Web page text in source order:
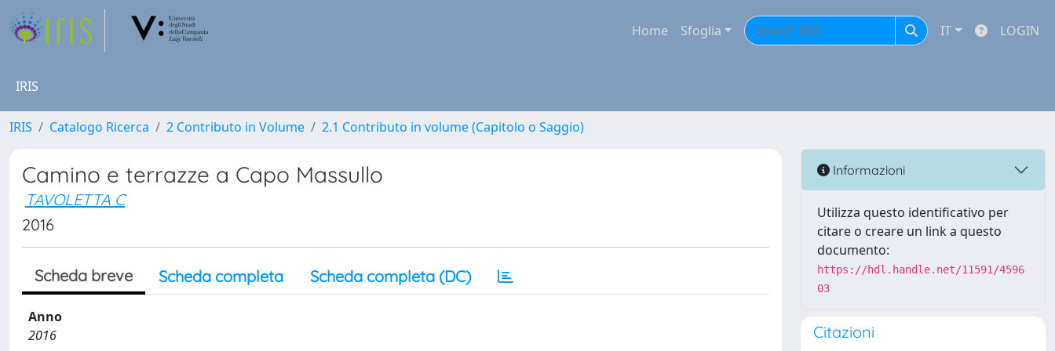
Home Sfoglia IT LOGIN
IRIS
IRIS Catalogo Ricerca 2 Contributo in Volume 2.1 Contributo in volume (Capitolo o Saggio)
Camino e terrazze a Capo Massullo
TAVOLETTA C
2016
Scheda breve Scheda completa Scheda completa (DC)
Anno
2016
Informazioni
Utilizza questo identificativo per
citare o creare un link a questo
documento:
https://hdl.handle.net/11591/4596
03
Citazioni